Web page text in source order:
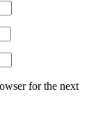
for the next